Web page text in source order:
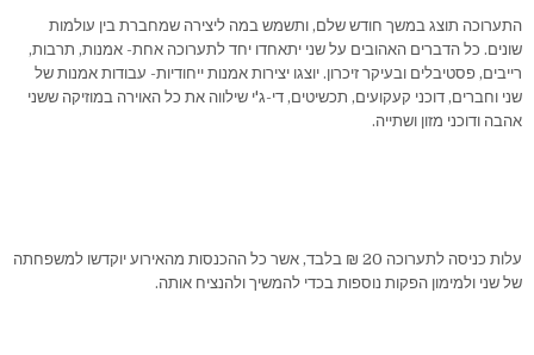
התערוכה תוצג במשך חודש שלם, ותשמש במה ליצירה שמחברת בין עולמות
שונים. כל הדברים האהובים על שני יתאחדו יחד לתערוכה אחת- אמנות, תרבות,
רייבים, פסטיבלים ובעיקר זיכרון. יוצגו יצירות אמנות ייחודיות- עבודות אמנות של
שני וחברים, דוכני קעקועים, תכשיטים, די-ג'י שילווה את כל האוירה במוזיקה ששני
אהבה ודוכני מזון ושתייה.
עלות כניסה לתערוכה 20 ₪ בלבד, אשר כל ההכנסות מהאירוע יוקדשו למשפחתה
של שני ולמימון הפקות נוספות בכדי להמשיך ולהנציח אותה.